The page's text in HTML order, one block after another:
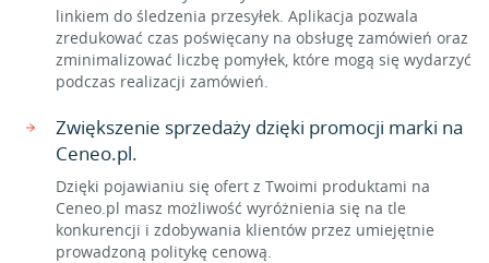
linkiem do śledzenia przesyłek. Aplikacja pozwala
zredukować czas poświęcany na obsługę zamówień oraz
zminimalizować liczbę pomyłek, które mogą się wydarzyć
podczas realizacji zamówień.
Zwiększenie sprzedaży dzięki promocji marki na
Ceneo.pl.
Dzięki pojawianiu się ofert z Twoimi produktami na
Ceneo.pl masz możliwość wyróżnienia się na tle
konkurencji i zdobywania klientów przez umiejętnie
prowadzoną politykę cenową.